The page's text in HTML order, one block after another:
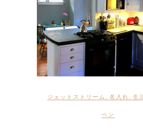
ジェットストリーム 名入れ 生
ペン